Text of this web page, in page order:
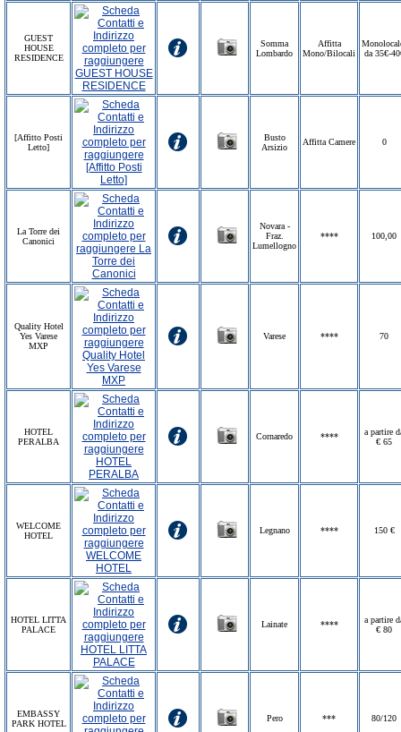
GUEST
HOUSE
RESIDENCE
Somma
Lombardo
Affitta
Mono/Bilocali
da 35€-
[Affitto Posti
Letto]
Busto
Arsizio
Affitta Camere 0
La Torre dei
Canonici
Novara -
Fraz.
Lumellogno
**** 100,00
Quality Hotel
Yes Varese
MXP
Varese **** 70
HOTEL
PERALBA
Cornaredo ****
a partire
€ 65
WELCOME
HOTEL
Legnano **** 150 €
HOTEL LITTA
PALACE
Lainate ****
a partire
€ 80
EMBASSY
PARK HOTEL
Pero *** 80/120